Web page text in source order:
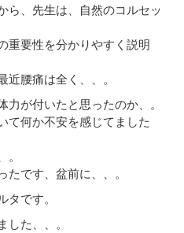
ら、先生は、自然のコルセッ
重要性を分かりやすく説明
近腰痛は全く、、。
が付いたと思ったのか、。
て何か不安を感じてました
たです、盆前に、、。
タです。
した、、。